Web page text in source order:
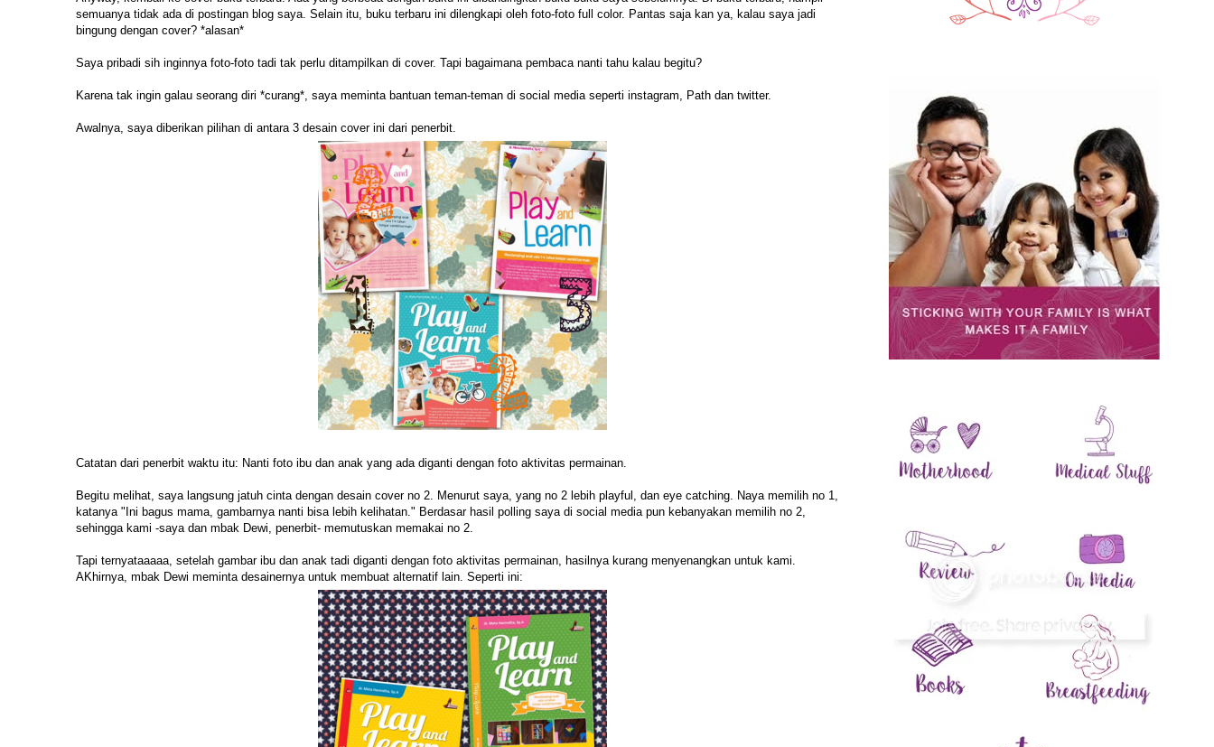
semuanya tidak ada di postingan blog saya. Selain itu, buku terbaru ini dilengkapi oleh foto-foto full color. Pantas saja kan ya, kalau saya jadi
bingung dengan cover? *alasan*
Saya pribadi sih inginnya foto-foto tadi tak perlu ditampilkan di cover. Tapi bagaimana pembaca nanti tahu kalau begitu?
Karena tak ingin galau seorang diri *curang*, saya meminta bantuan teman-teman di social media seperti instagram, Path dan twitter.
Awalnya, saya diberikan pilihan di antara 3 desain cover ini dari penerbit.
Catatan dari penerbit waktu itu: Nanti foto ibu dan anak yang ada diganti dengan foto aktivitas permainan.
Begitu melihat, saya langsung jatuh cinta dengan desain cover no 2. Menurut saya, yang no 2 lebih playful, dan eye catching. Naya memilih no 1,
katanya "Ini bagus mama, gambarnya nanti bisa lebih kelihatan." Berdasar hasil polling saya di social media pun kebanyakan memilih no 2,
sehingga kami -saya dan mbak Dewi, penerbit- memutuskan memakai no 2.
Tapi ternyataaaaa, setelah gambar ibu dan anak tadi diganti dengan foto aktivitas permainan, hasilnya kurang menyenangkan untuk kami.
AKhirnya, mbak Dewi meminta desainernya untuk membuat alternatif lain. Seperti ini: